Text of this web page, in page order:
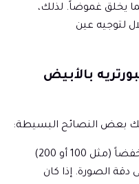
يخلق غموضاً. لذلك،
لتوجيه عين
بالأبيض
بعض النصائح البسيطة:
حافظ على هذا الرقم منخفضاً (مثل 100 أو 200)
دقة الصورة. إذا كان